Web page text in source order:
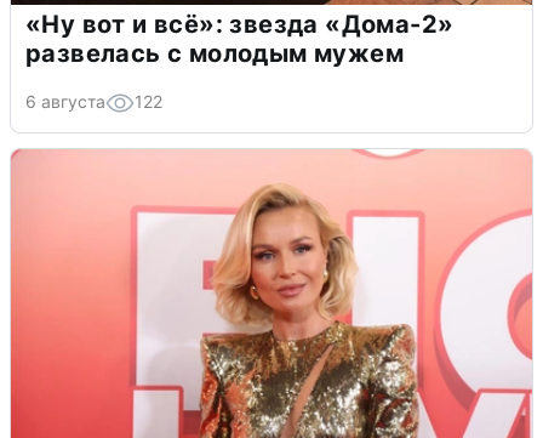
«Ну вот и всё»: звезда «Дома-2»
развелась с молодым мужем
6 августа 122